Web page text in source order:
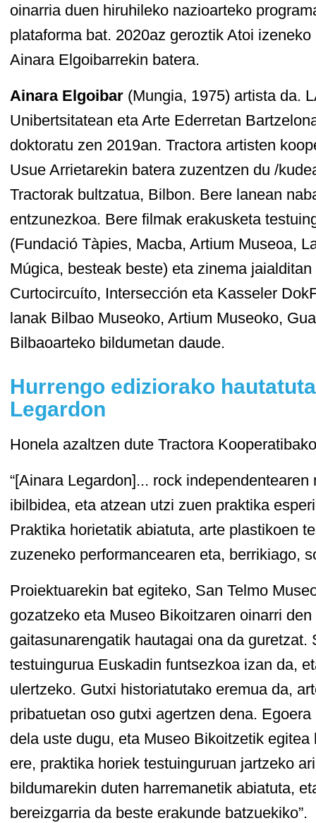
oinarria duen hiruhileko nazioarteko
plataforma bat. 2020az geroztik Atoi
Ainara Elgoibarrekin batera.
Ainara Elgoibar (Mungia, 1975) artista da.
Unibertsitatean eta Arte Ederretan
doktoratu zen 2019an. Tractora artisten
Usue Arrietarekin batera zuzentzen du /
Tractorak bultzatua, Bilbon. Bere lanean
entzunezkoa. Bere filmak erakusketa
(Fundació Tàpies, Macba, Artium Museoa,
Múgica, besteak beste) eta zinema
Curtocircuíto, Intersección eta Kasseler
lanak Bilbao Museoko, Artium Museoko,
Bilbaoarteko bildumetan daude.
Hurrengo ediziorako
Legardon
Honela azaltzen dute Tractora
“[Ainara Legardon]... rock
ibilbidea, eta atzean utzi zuen praktika
Praktika horietatik abiatuta, arte plastikoen
zuzeneko performancearen eta, berrikiago,
Proiektuarekin bat egiteko, San Telmo
gozatzeko eta Museo Bikoitzaren oinarri
gaitasunarengatik hautagai ona da guretzat.
testuingurua Euskadin funtsezkoa izan da,
ulertzeko. Gutxi historiatutako eremua da,
pribatuetan oso gutxi agertzen dena.
dela uste dugu, eta Museo Bikoitzetik
ere, praktika horiek testuinguruan jartzeko
bildumarekin duten harremanetik abiatuta,
bereizgarria da beste erakunde batzuekiko”.